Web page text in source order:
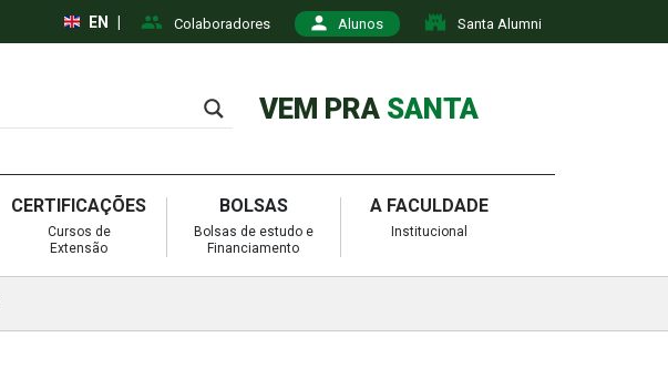
Colaboradores Alunos Santa Alumni
EN
VEM PRA SANTA
CERTIFICAÇÕES
Cursos de
Extensão
BOLSAS
Bolsas de estudo e
Financiamento
A FACULDADE
Institucional